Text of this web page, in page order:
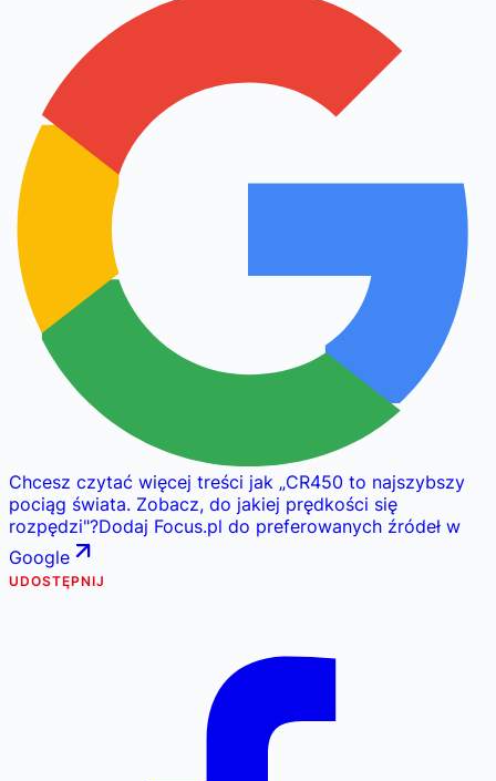
Chcesz czytać więcej treści jak „CR450 to najszybszy
pociąg świata. Zobacz, do jakiej prędkości się
rozpędzi"?Dodaj Focus.pl do preferowanych źródeł w
Google
UDOSTĘPNIJ